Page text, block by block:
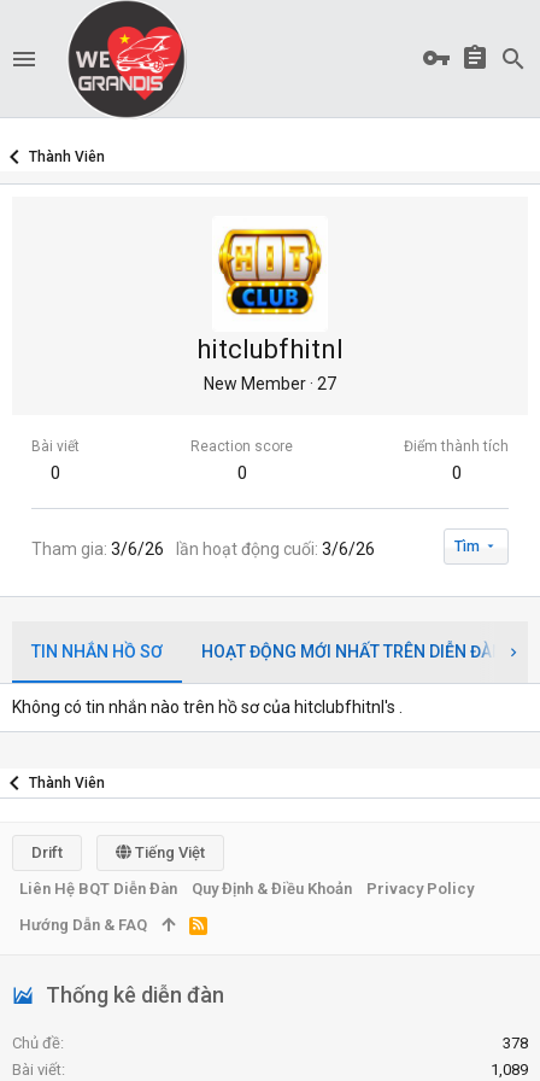
Thành Viên
hitclubfhitnl
New Member· 27
Bài viết
0
Reaction score
0
Điểm thành tích
0
Tham gia 3/6/26 lần hoạt động cuối 3/6/26 Tìm
TIN NHẮN HỒ SƠ HOẠT ĐỘNG MỚI NHẤT TRÊN DIỄN ĐÀN
Không có tin nhắn nào trên hồ sơ của hitclubfhitnl's .
Thành Viên
Thống kê diễn đàn
Chủ đề
378
Bài viết
1,089
Drift
Tiếng Việt
Liên Hệ BQT Diễn Đàn
Quy Định & Điều Khoản
Privacy Policy
Hướng Dẫn & FAQ
R
S